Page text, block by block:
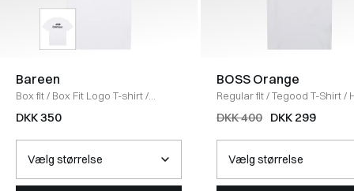
Bareen
Box fit/ Box Fit Logo T-shirt/
WHITE
DKK 350
BOSS Orange
Regular fit/Tegood T-Shirt/
DKK 400 DKK 299